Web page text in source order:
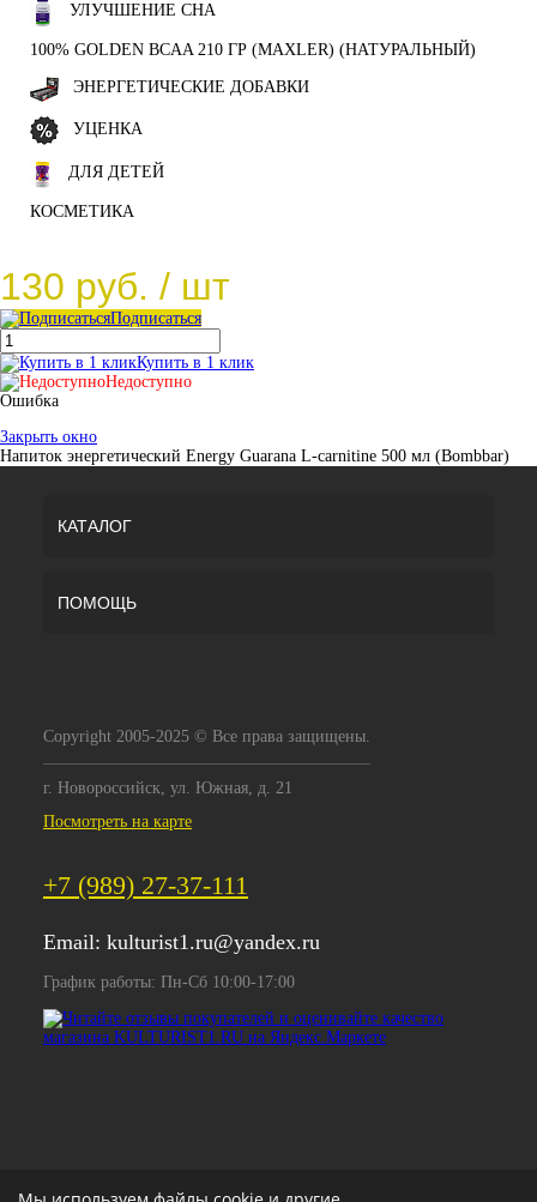
УЛУЧШЕНИЕ СНА
100% GOLDEN BCAA 210 ГР (MAXLER) (НАТУРАЛЬНЫЙ)
ЭНЕРГЕТИЧЕСКИЕ ДОБАВКИ
УЦЕНКА
ДЛЯ ДЕТЕЙ
КОСМЕТИКА
130 руб. / шт
Подписаться
Купить в 1 клик
Недоступно
Ошибка
Закрыть окно
Напиток энергетический Energy Guarana L-carnitine 500 мл (Bombbar)
КАТАЛОГ
ПОМОЩЬ
Copyright 2005-2025 © Все права защищены.
г. Новороссийск, ул. Южная, д. 21
Посмотреть на карте
+7 (989) 27-37-111
Email: kulturist1.ru@yandex.ru
График работы: Пн-Сб 10:00-17:00